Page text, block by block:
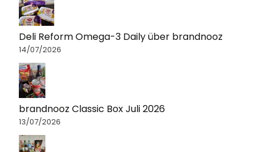
Deli Reform Omega-3 Daily über brandnooz
14/07/2026
brandnooz Classic Box Juli 2026
13/07/2026